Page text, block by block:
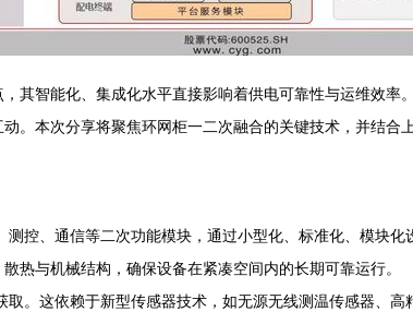
其智能化、集成化水平直接影响着供电可靠性与运维效
。本次分享将聚焦环网柜一二次融合的关键技术，并结合
控、通信等二次功能模块，通过小型化、标准化、模块
热与机械结构，确保设备在紧凑空间内的长期可靠运行。
。这依赖于新型传感器技术，如无源无线测温传感器、